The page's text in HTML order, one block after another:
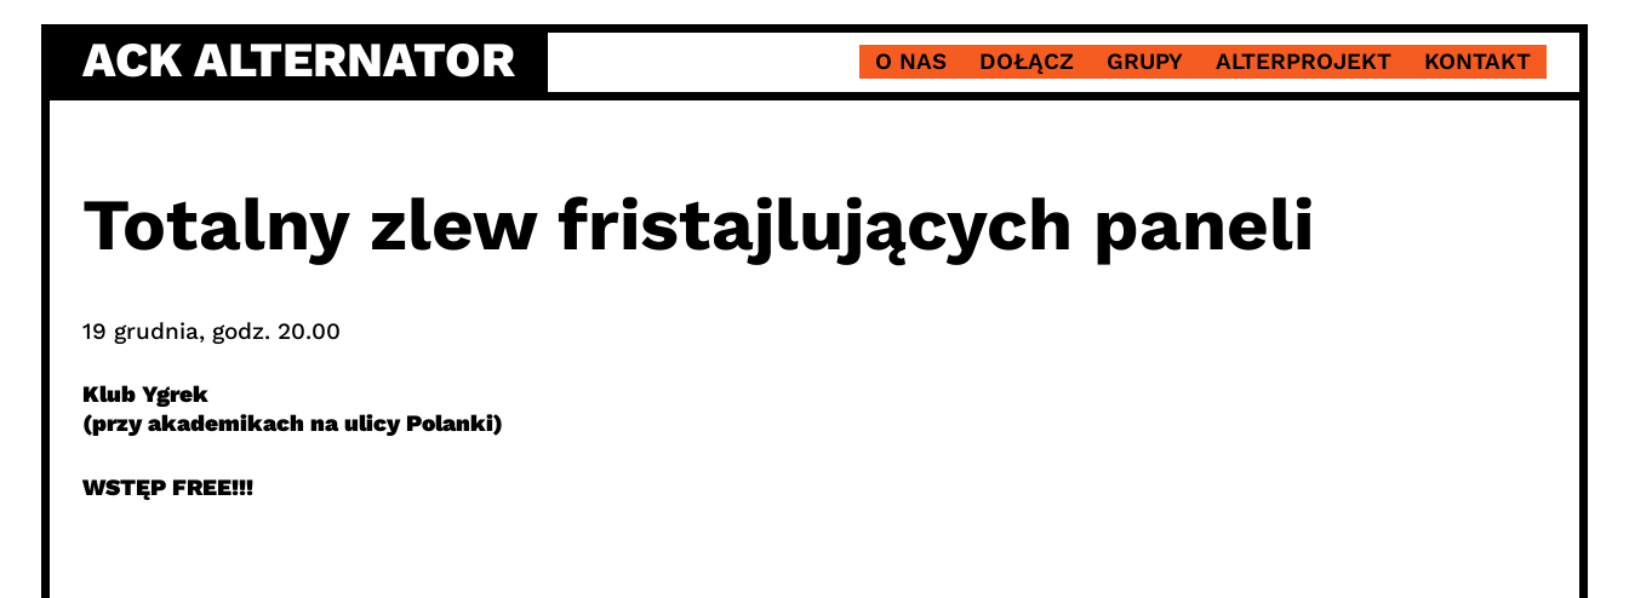
content
ACK ALTERNATOR O NAS DOŁĄCZ GRUPY ALTERPROJEKT KONTAKT
Totalny zlew fristajlujących paneli
19 grudnia, godz. 20.00
Klub Ygrek
(przy akademikach na ulicy Polanki)
WSTĘP FREE!!!